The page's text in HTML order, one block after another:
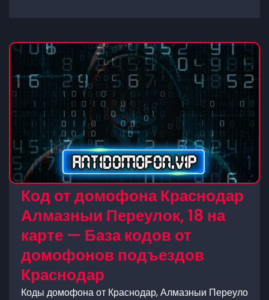
Код от домофона Краснодар
Алмазныи Переулок, 18 на
карте — База кодов от
домофонов подъездов
Краснодар
Коды домофона от Краснодар, Алмазныи Переуло